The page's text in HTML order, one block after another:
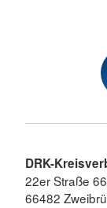
DRK-
22er Straße 66
66482